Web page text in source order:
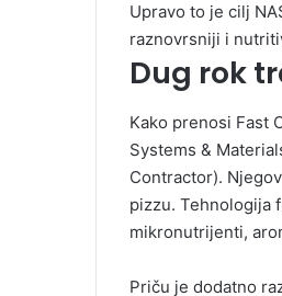
a
i
Upravo to je cilj
raznovrsniji i
Dug rok
Kako prenosi Fast
Systems &
Contractor).
pizzu. Tehnologija
mikronutrijenti,
Priču je dodatno